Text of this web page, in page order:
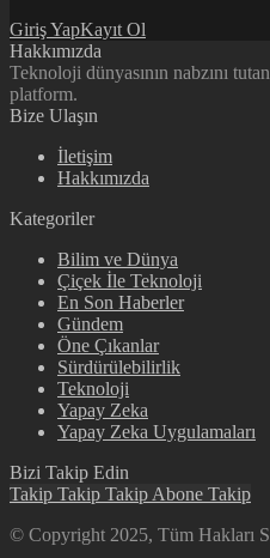
Giriş YapKayıt Ol
Hakkımızda
Teknoloji dünyasının nabzını
platform.
Bize Ulaşın
İletişim
Hakkımızda
Kategoriler
Bilim ve Dünya
Çiçek İle Teknoloji
En Son Haberler
Gündem
Öne Çıkanlar
Sürdürülebilirlik
Teknoloji
Yapay Zeka
Yapay Zeka Uygulamaları
Bizi Takip Edin
Takip Takip Takip Abone Takip
© Copyright 2025, Tüm Hakları